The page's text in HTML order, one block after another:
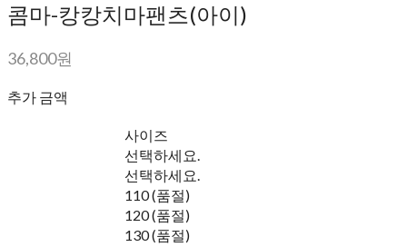
콤마-캉캉치마팬츠(아이)
36,800원
추가 금액
사이즈
선택하세요.
선택하세요.
110 (품절)
120 (품절)
130 (품절)